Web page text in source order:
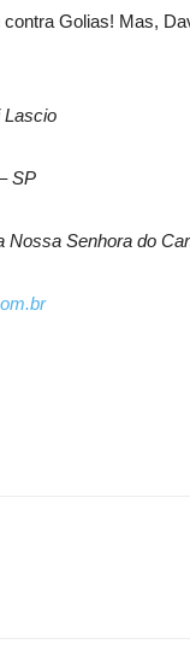
Golias! Mas,
Lascio
SP
Nossa Senhora do